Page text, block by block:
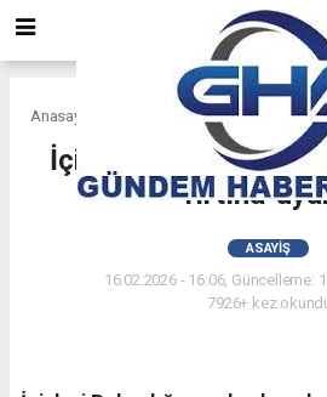
Anasayfa
İçişleri
'fırtına'
ASAYIŞ
16.02.2026 - 16:06, Güncelleme:
7926+ kez